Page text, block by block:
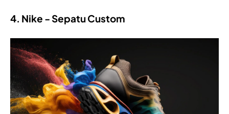
4. Nike - Sepatu Custom